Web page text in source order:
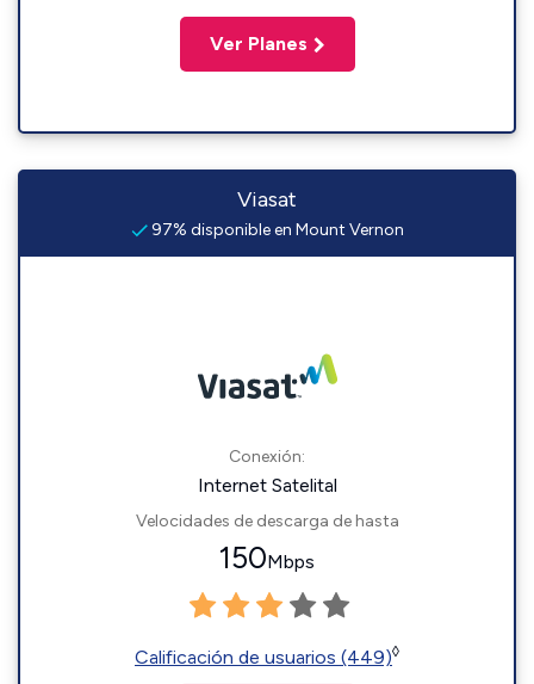
Ver Planes
Viasat
97% disponible en Mount Vernon
Conexión:
Internet Satelital
Velocidades de descarga de hasta
150Mbps
Calificación de usuarios (449)◊